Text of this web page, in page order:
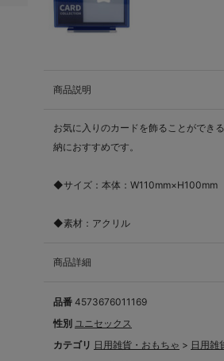
商品説明
お気に入りのカードを飾ることができ
納におすすめです。
◆サイズ：本体：
◆素材：アクリル
商品詳細
品番 4573676011169
性別 ユニセックス
カテゴリ 日用雑貨・おもちゃ > 日用雑